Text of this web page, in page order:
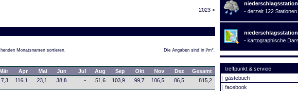
2023 >
Monatsnamen sortieren. Die Angaben sind in l/m².
Mär Apr Mai Jun Jul Aug Sep Okt Nov Dez
Gesamt
7,3 116,1 23,1 38,8 - 51,6 103,9 99,7 106,5 86,5 815,2
- derzeit 122 Stationen
- kartographische
treffpunkt & service
| gästebuch
| facebook